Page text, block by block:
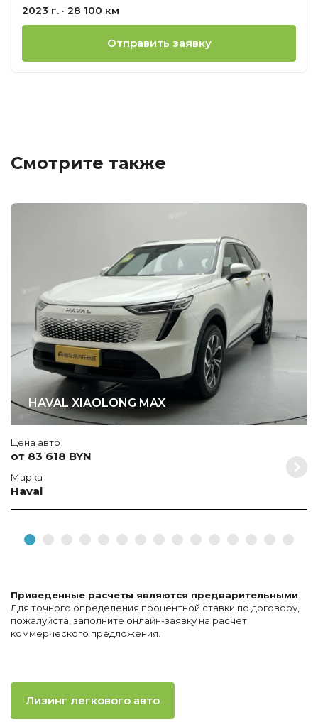
2023 г. · 28 100 км
Отправить заявку
Смотрите также
HAVAL XIAOLONG MAX
Цена авто
от 83 618 BYN
Марка
Haval
Приведенные расчеты являются предварительными
Для точного определения процентной ставки по договору,
пожалуйста, заполните онлайн-заявку на расчет
коммерческого предложения.
Лизинг легкового авто